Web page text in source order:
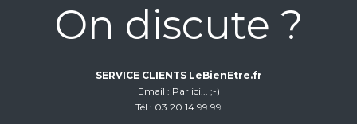
On discute ?
SERVICE CLIENTS LeBienEtre.fr
Email
Par ici... ;-)
Tél
03 20 14 99 99